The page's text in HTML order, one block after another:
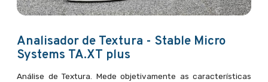
Analisador de Textura - Stable Micro
Systems TA.XT plus
Análise de Textura. Mede objetivamente as características